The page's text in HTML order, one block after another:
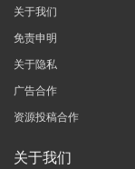
关于我们
免责申明
关于隐私
广告合作
资源投稿合作
关于我们